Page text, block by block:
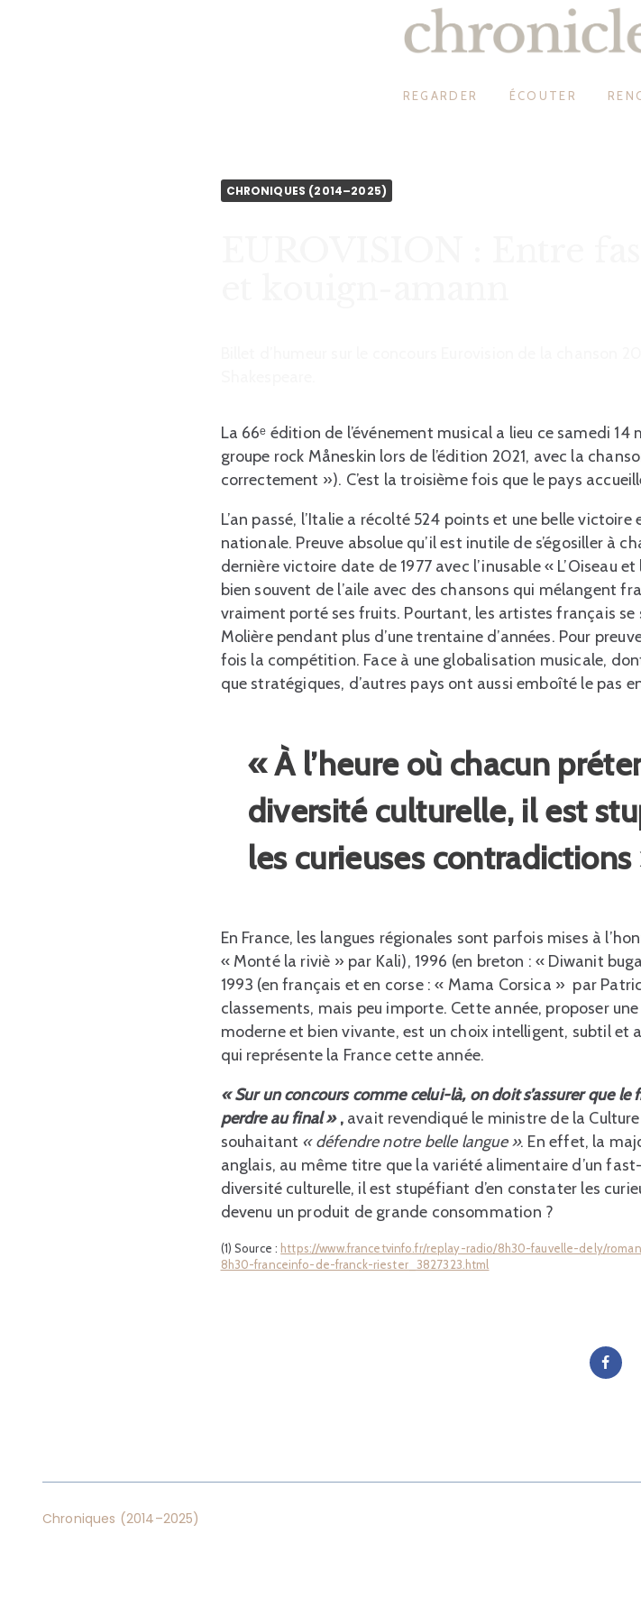
REGARDER ÉCOUTER
CHRONIQUES (2014–2025)
La 66ᵉ édition de l’événement musical a lieu ce samedi
groupe rock Måneskin lors de l’édition 2021, avec la
correctement »). C’est la troisième fois que le pays
L’an passé, l’Italie a récolté 524 points et une belle
nationale. Preuve absolue qu’il est inutile de s’égosiller à
dernière victoire date de 1977 avec l’inusable « L’Oiseau
bien souvent de l’aile avec des chansons qui mélangent
vraiment porté ses fruits. Pourtant, les artistes français
Molière pendant plus d’une trentaine d’années. Pour
fois la compétition. Face à une globalisation musicale,
que stratégiques, d’autres pays ont aussi emboîté le pas
« À l’heure où chacun
diversité culturelle, il est
les curieuses contradictions
En France, les langues régionales sont parfois mises à
« Monté la riviè » par Kali), 1996 (en breton : « Diwanit
1993 (en français et en corse : « Mama Corsica » par
classements, mais peu importe. Cette année, proposer
moderne et bien vivante, est un choix intelligent, subtil et
qui représente la France cette année.
« Sur un concours comme celui-là, on doit s’assurer que
perdre au final »,avait revendiqué le ministre de la Culture
souhaitant « défendre notre belle langue ». En effet, la
anglais, au même titre que la variété alimentaire d’un
diversité culturelle, il est stupéfiant d’en constater les
devenu un produit de grande consommation ?
(1) Source : https://www.francetvinfo.fr/replay-radio/8h30-fauvelle-dely/
8h30-franceinfo-de-franck-riester_3827323.html
Chroniques (2014–2025)